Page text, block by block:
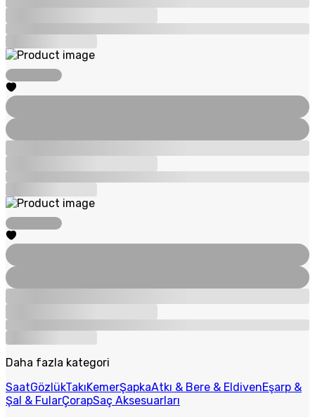
Daha fazla kategori
SaatGözlükTakıKemerŞapkaAtkı & Bere & EldivenEşarp &
Şal & FularÇorapSaç Aksesuarları